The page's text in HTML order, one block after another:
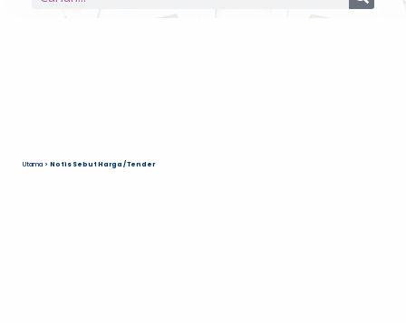
Utama >Notis Sebut Harga / Tender